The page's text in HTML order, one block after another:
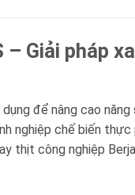
Giải pháp
để nâng cao
nghiệp chế biến
thịt công nghiệp